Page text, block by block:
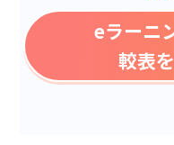
シグネチャ自動更新
eラーニ
較表